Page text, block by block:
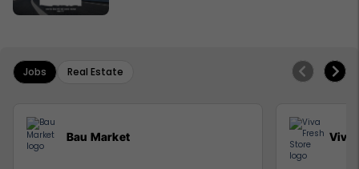
Jobs Real Estate
Bau Market Viva